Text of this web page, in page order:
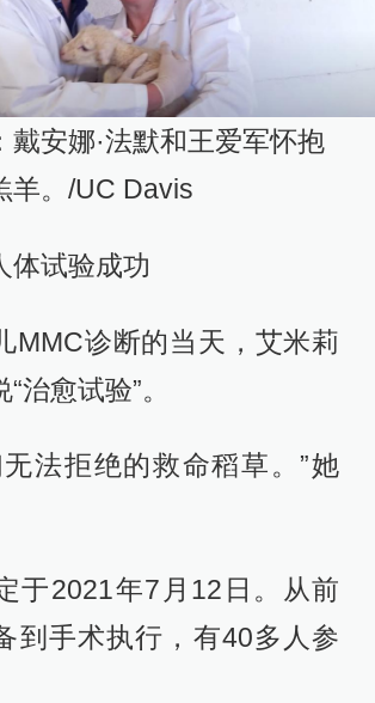
戴安娜·法默和王爱军怀抱
羊。/UC Davis
体试验成功
MMC诊断的当天，艾米莉
治愈试验”。
法拒绝的救命稻草。”她
于2021年7月12日。从前
到手术执行，有40多人参